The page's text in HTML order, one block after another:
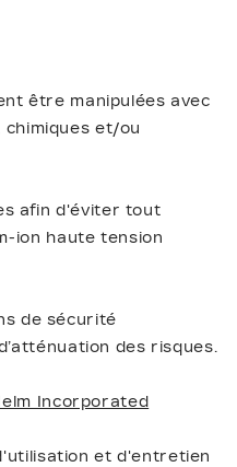
être manipulées avec
et/ou
afin d'éviter tout
ion haute tension
de sécurité
des risques.
Incorporated
et d'entretien